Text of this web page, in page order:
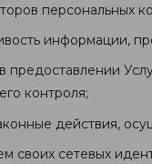
персональных
информации,
предоставлении
контроля;
действия,
своих сетевых